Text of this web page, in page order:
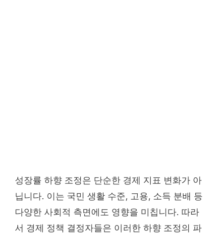
성장률 하향 조정은 단순한 경제 지표 변화가 아
닙니다. 이는 국민 생활 수준, 고용, 소득 분배 등
다양한 사회적 측면에도 영향을 미칩니다. 따라
서 경제 정책 결정자들은 이러한 하향 조정의 파